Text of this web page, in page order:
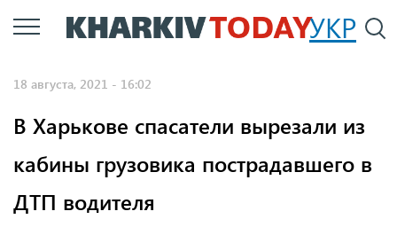
Перейти
к
УКР
18 августа, 2021 - 16:02
В Харькове спасатели вырезали из
кабины грузовика пострадавшего в
ДТП водителя